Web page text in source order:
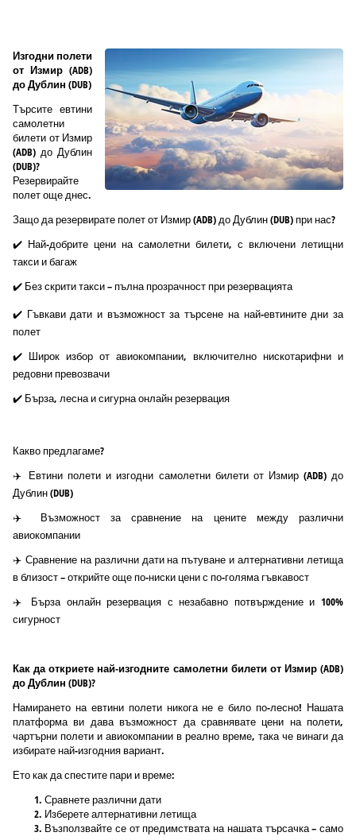
Изгодни полети
от Измир (ADB)
до Дублин (DUB)
Търсите евтини
самолетни
билети от Измир
(ADB) до Дублин
(DUB)?
Резервирайте
полет още днес.
Защо да резервирате полет от Измир (ADB) до Дублин (DUB) при нас?
✔️ Най-добрите цени на самолетни билети, с включени летищни
такси и багаж
✔️ Без скрити такси – пълна прозрачност при резервацията
✔️ Гъвкави дати и възможност за търсене на най-евтините дни за
полет
✔️ Широк избор от авиокомпании, включително нискотарифни и
редовни превозвачи
✔️ Бърза, лесна и сигурна онлайн резервация
Какво предлагаме?
✈️ Евтини полети и изгодни самолетни билети от Измир (ADB) до
Дублин (DUB)
✈️ Възможност за сравнение на цените между различни
авиокомпании
✈️ Сравнение на различни дати на пътуване и алтернативни летища
в близост – открийте още по-ниски цени с по-голяма гъвкавост
✈️ Бърза онлайн резервация с незабавно потвърждение и 100%
сигурност
Как да откриете най-изгодните самолетни билети от Измир (ADB)
до Дублин (DUB)?
Намирането на евтини полети никога не е било по-лесно! Нашата
платформа ви дава възможност да сравнявате цени на полети,
чартърни полети и авиокомпании в реално време, така че винаги да
избирате най-изгодния вариант.
Ето как да спестите пари и време:
Сравнете различни дати
Изберете алтернативни летища
Възползвайте се от предимствата на нашата търсачка – само